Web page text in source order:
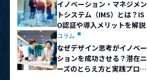
イノベーション・マネジメン
トシステム（IMS）とは？IS
O認証や導入メリットを解説
コラム
なぜデザイン思考がイノベー
ションを成功させる？潜在ニ
ーズのとらえ方と実践プロセ